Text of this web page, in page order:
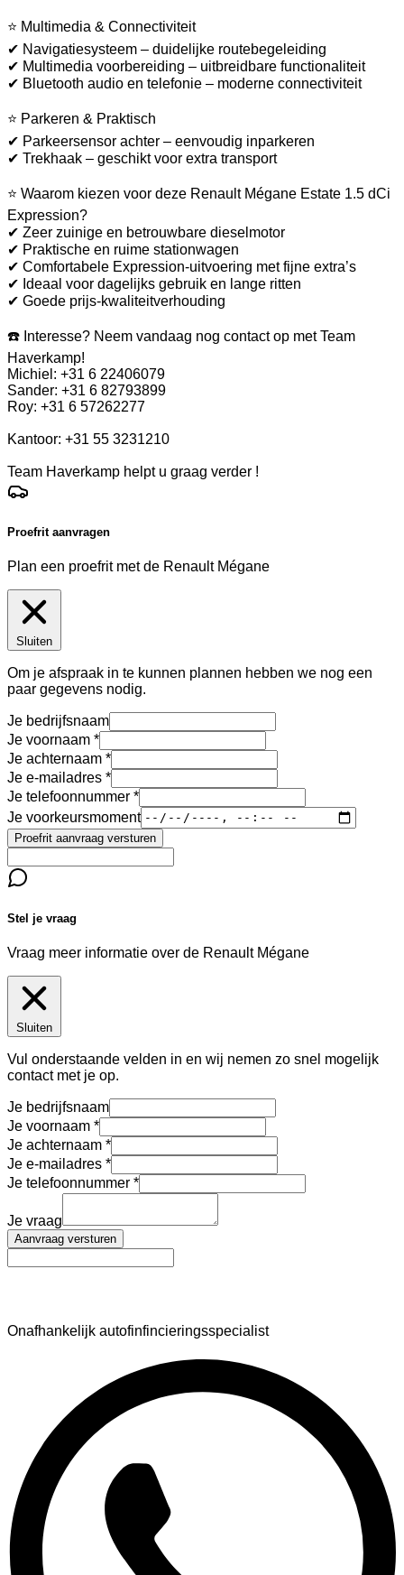
⭐ Multimedia & Connectiviteit
✔ Navigatiesysteem – duidelijke routebegeleiding
✔ Multimedia voorbereiding – uitbreidbare functionaliteit
✔ Bluetooth audio en telefonie – moderne connectiviteit
⭐ Parkeren & Praktisch
✔ Parkeersensor achter – eenvoudig inparkeren
✔ Trekhaak – geschikt voor extra transport
⭐ Waarom kiezen voor deze Renault Mégane Estate 1.5 dCi
Expression?
✔ Zeer zuinige en betrouwbare dieselmotor
✔ Praktische en ruime stationwagen
✔ Comfortabele Expression-uitvoering met fijne extra’s
✔ Ideaal voor dagelijks gebruik en lange ritten
✔ Goede prijs-kwaliteitverhouding
☎️ Interesse? Neem vandaag nog contact op met Team
Haverkamp!
Michiel: +31 6 22406079
Sander: +31 6 82793899
Roy: +31 6 57262277
Kantoor: +31 55 3231210
Team Haverkamp helpt u graag verder !
Proefrit aanvragen
Plan een proefrit met de Renault Mégane
Sluiten
Om je afspraak in te kunnen plannen hebben we nog een
paar gegevens nodig.
Je bedrijfsnaam
Je voornaam
Je achternaam
Je e-mailadres
Je telefoonnummer
Je voorkeursmoment
Proefrit aanvraag versturen
Stel je vraag
Vraag meer informatie over de Renault Mégane
Sluiten
Vul onderstaande velden in en wij nemen zo snel mogelijk
contact met je op.
Je bedrijfsnaam
Je voornaam
Je achternaam
Je e-mailadres
Je telefoonnummer
Je vraag
Aanvraag versturen
Onafhankelijk autofinfincieringsspecialist